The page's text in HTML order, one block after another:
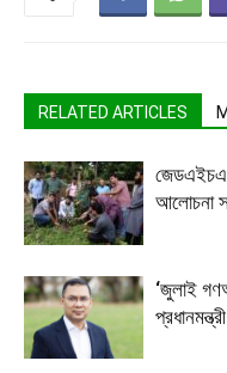
RELATED ARTICLES
আলোচনা
‘জুলাই
প্রধানমন্ত্রী